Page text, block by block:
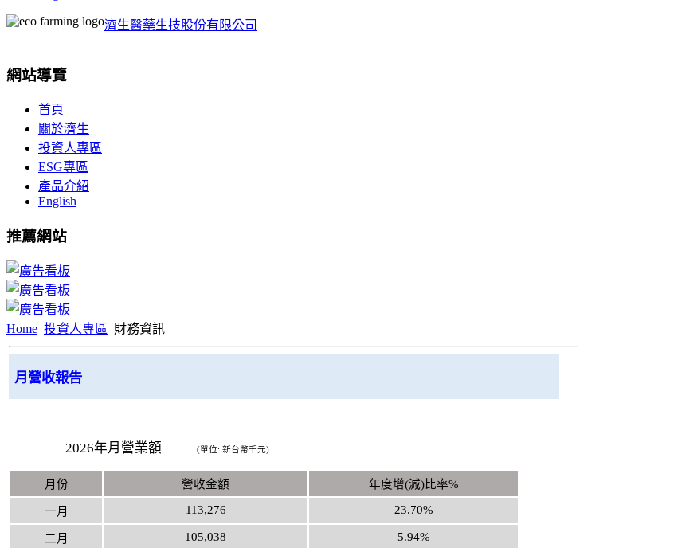
濟生醫藥生技股份有限公司
網站導覽
首頁
關於濟生
投資人專區
ESG專區
產品介紹
English
推薦網站
Home 投資人專區 財務資訊
月營收報告
2026年月營業額 (單位:新台幣千元)
月份 營收金額 年度增(減)比率%
一月 113,276 23.70%
二月 105,038 5.94%